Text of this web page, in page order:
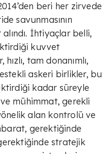
beri her zirvede
savunmasının
İhtiyaçlar belli,
kuvvet
hızlı, tam donanımlı,
askeri birlikler, bu
kadar süreyle
mühimmat, gerekli
alan kontrolü ve
gerektiğinde
stratejik